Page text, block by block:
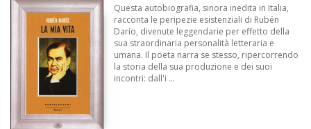
Questa autobiografia, sinora inedita in Italia,
racconta le peripezie esistenziali di Rubén
Darío, divenute leggendarie per effetto della
sua straordinaria personalità letteraria e
umana. Il poeta narra se stesso, ripercorrendo
la storia della sua produzione e dei suoi
incontri: dall'i ...